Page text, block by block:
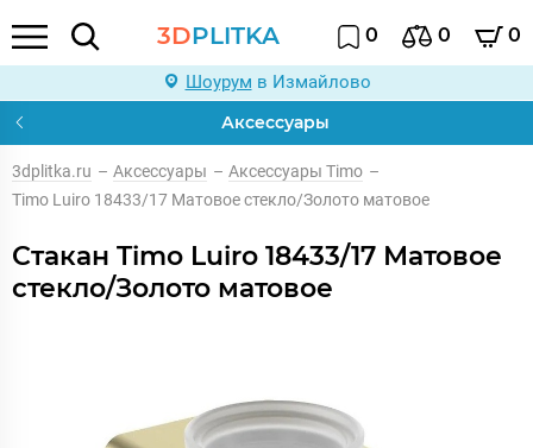
3DPLITKA 0 0 0
Шоурум в Измайлово
Аксессуары
3dplitka.ru – Аксессуары – Аксессуары Timo –
Timo Luiro 18433/17 Матовое стекло/Золото матовое
Стакан Timo Luiro 18433/17 Матовое
стекло/Золото матовое